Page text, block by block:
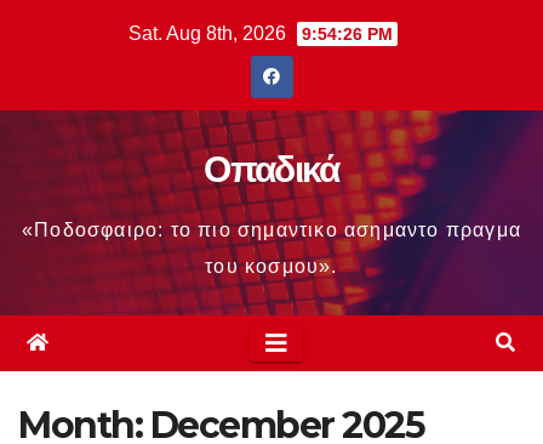
Sat. Aug 8th, 2026 9:54:26 PM
Οπαδικά
«Ποδοσφαιρο: το πιο σημαντικο ασημαντο πραγμα
του κοσμου».
Month: December 2025